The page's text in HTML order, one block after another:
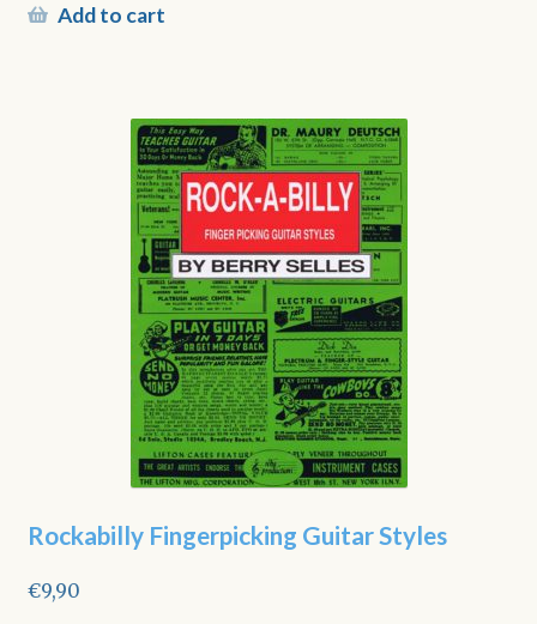
Add to cart
Rockabilly Fingerpicking Guitar Styles
€9,90